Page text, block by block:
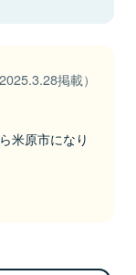
2025.3.28掲載）
米原市になり